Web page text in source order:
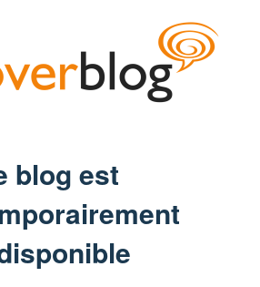
blog est